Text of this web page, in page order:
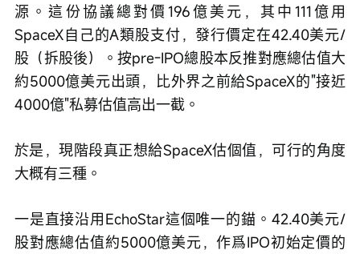
源。這份協議總對價196億美元，其中111億用
SpaceX自己的A類股支付，發行價定在42.40美元/
股（拆股後）。按pre-IPO總股本反推對應總估值大
約5000億美元出頭，比外界之前給SpaceX的"接近
4000億"私募估值高出一截。
於是，現階段真正想給SpaceX估個值，可行的角度
大概有三種。
一是直接沿用EchoStar這個唯一的錨。42.40美元/
股對應總估值約5000億美元，作爲IPO初始定價的